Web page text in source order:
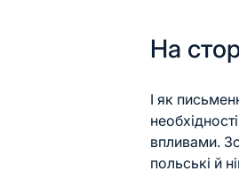
На
І як
впливами.
польські й